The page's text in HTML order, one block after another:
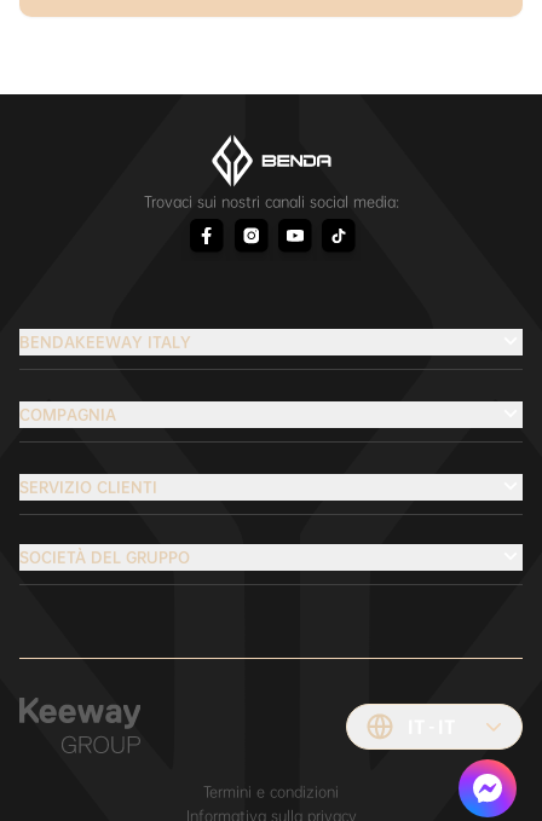
Trovaci sui nostri canali social media:
BENDAKEEWAY ITALY
COMPAGNIA
SERVIZIO CLIENTI
SOCIETÀ DEL GRUPPO
Termini e condizioni
Informativa sulla privacy